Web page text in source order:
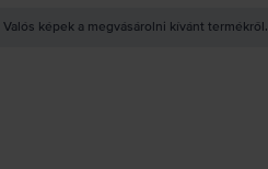
Valós képek a megvásárolni kívánt termékről.